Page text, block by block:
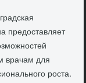
предοставляет
врачам для
роста.